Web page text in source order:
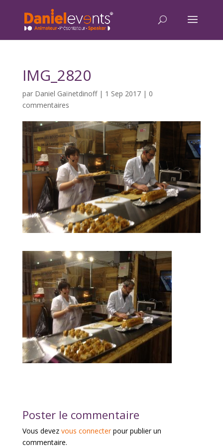
IMG_2820
par Daniel Gaïnetdinoff| 1 Sep 2017| 0
commentaires
Poster le commentaire
Vous devez vous connecterpour publier un
commentaire.